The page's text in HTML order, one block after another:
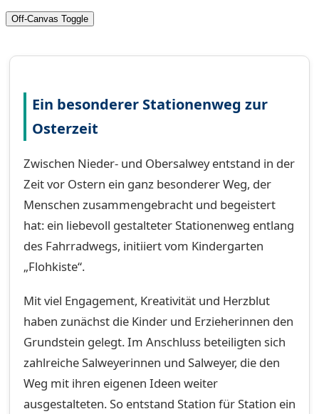
Off-Canvas Toggle
Ein besonderer Stationenweg zur
Osterzeit
Zwischen Nieder- und Obersalwey entstand in der
Zeit vor Ostern ein ganz besonderer Weg, der
Menschen zusammengebracht und begeistert
hat: ein liebevoll gestalteter Stationenweg entlang
des Fahrradwegs, initiiert vom Kindergarten
„Flohkiste“.
Mit viel Engagement, Kreativität und Herzblut
haben zunächst die Kinder und Erzieherinnen den
Grundstein gelegt. Im Anschluss beteiligten sich
zahlreiche Salweyerinnen und Salweyer, die den
Weg mit ihren eigenen Ideen weiter
ausgestalteten. So entstand Station für Station ein